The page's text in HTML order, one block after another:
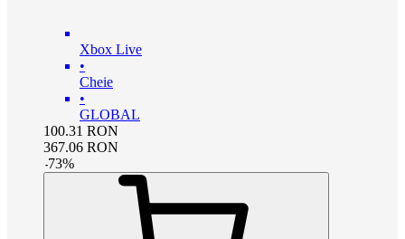
Xbox Live
•
Cheie
•
GLOBAL
100.31 RON
367.06 RON
-73%